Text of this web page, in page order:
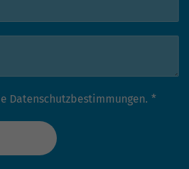
Datenschutzbestimmungen. *